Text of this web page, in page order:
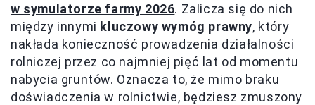
w symulatorze farmy 2026. Zalicza się do nich
między innymi kluczowy wymóg prawny, który
nakłada konieczność prowadzenia działalności
rolniczej przez co najmniej pięć lat od momentu
nabycia gruntów. Oznacza to, że mimo braku
doświadczenia w rolnictwie, będziesz zmuszony